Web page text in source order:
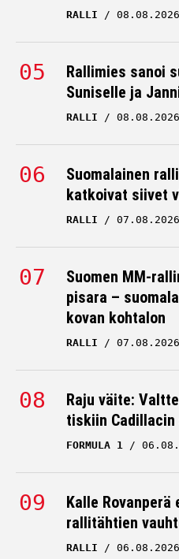
RALLI 08.08.2026
Rallimies sanoi
Suniselle ja
RALLI 08.08.2026
Suomalainen
katkoivat siivet
RALLI 07.08.2026
Suomen MM-
pisara –
kovan kohtalon
RALLI 07.08.2026
Raju väite:
tiskiin Cadillacin
FORMULA 1
Kalle
rallitähtien
RALLI 06.08.2026